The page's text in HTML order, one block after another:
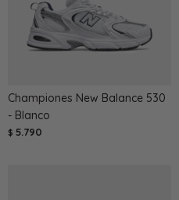
Championes New Balance 530
- Blanco
$ 5.790